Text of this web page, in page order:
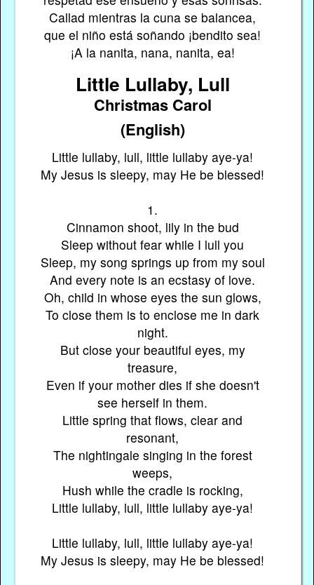
Callad mientras la cuna se balancea,
que el niño está soñando ¡bendito sea!
¡A la nanita, nana, nanita, ea!
Little Lullaby, Lull
Christmas Carol
(English)
Little lullaby, lull, little lullaby aye-ya!
My Jesus is sleepy, may He be blessed!
1.
Cinnamon shoot, lily in the bud
Sleep without fear while I lull you
Sleep, my song springs up from my soul
And every note is an ecstasy of love.
Oh, child in whose eyes the sun glows,
To close them is to enclose me in dark
night.
But close your beautiful eyes, my
treasure,
Even if your mother dies if she doesn't
see herself in them.
Little spring that flows, clear and
resonant,
The nightingale singing in the forest
weeps,
Hush while the cradle is rocking,
Little lullaby, lull, little lullaby aye-ya!
Little lullaby, lull, little lullaby aye-ya!
My Jesus is sleepy, may He be blessed!